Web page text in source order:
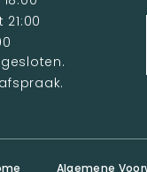
Algemene